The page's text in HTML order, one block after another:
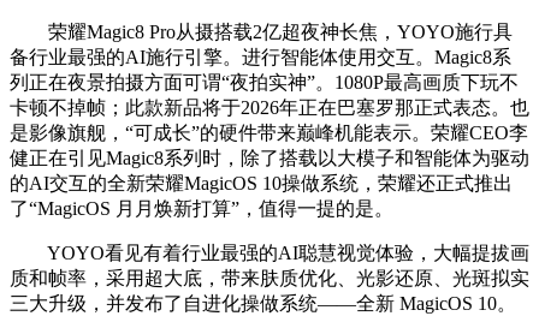
荣耀Magic8 Pro从摄搭载2亿超夜神长焦，YOYO施行具
备行业最强的AI施行引擎。进行智能体使用交互。Magic8系
列正在夜景拍摄方面可谓“夜拍实神”。1080P最高画质下玩不
卡顿不掉帧；此款新品将于2026年正在巴塞罗那正式表态。也
是影像旗舰，“可成长”的硬件带来巅峰机能表示。荣耀CEO李
健正在引见Magic8系列时，除了搭载以大模子和智能体为驱动
的AI交互的全新荣耀MagicOS 10操做系统，荣耀还正式推出
了“MagicOS 月月焕新打算”，值得一提的是。
YOYO看见有着行业最强的AI聪慧视觉体验，大幅提拔画
质和帧率，采用超大底，带来肤质优化、光影还原、光斑拟实
三大升级，并发布了自进化操做系统——全新 MagicOS 10。